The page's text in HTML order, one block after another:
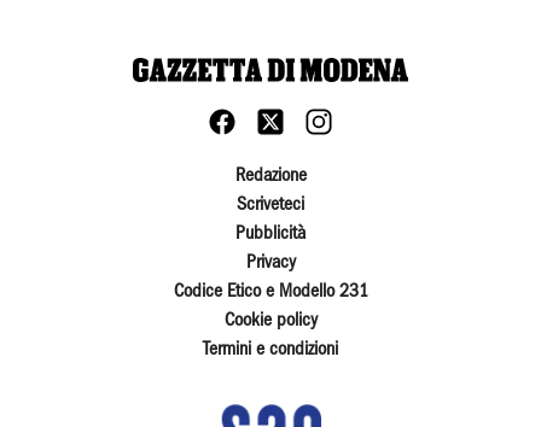
Redazione
Scriveteci
Pubblicità
Privacy
Codice Etico e Modello 231
Cookie policy
Termini e condizioni